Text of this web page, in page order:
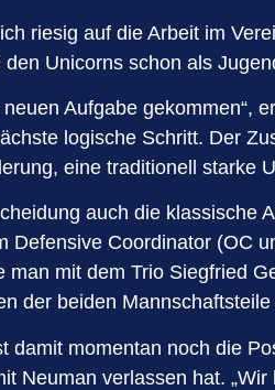
riesig auf die Arbeit im
Unicorns schon als
Aufgabe gekommen“,
logische Schritt. Der
eine traditionell starke
auch die
Coordinator (OC
mit dem Trio Siegfried
der beiden
damit momentan noch die
Neuman verlassen hat.